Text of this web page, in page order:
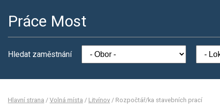
Práce Most
Hledat zaměstnání
Hlavní strana / Volná místa / Litvínov / Rozpočtář/ka stavebních prací